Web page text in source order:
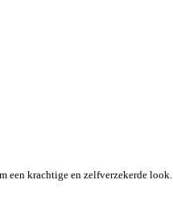
een krachtige en zelfverzekerde look.